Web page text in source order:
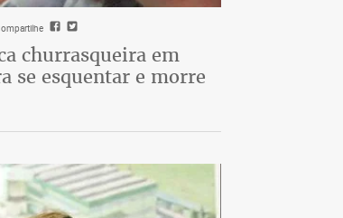
churrasqueira em
se esquentar e morre